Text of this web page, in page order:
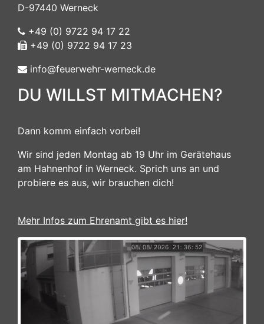
D-97440 Werneck
+49 (0) 9722 94 17 22
+49 (0) 9722 94 17 23
info@feuerwehr-werneck.de
DU WILLST MITMACHEN?
Dann komm einfach vorbei!
Wir sind jeden Montag ab 19 Uhr im Gerätehaus
am Hahnenhof in Werneck. Sprich uns an und
probiere es aus, wir brauchen dich!
Mehr Infos zum Ehrenamt gibt es hier!